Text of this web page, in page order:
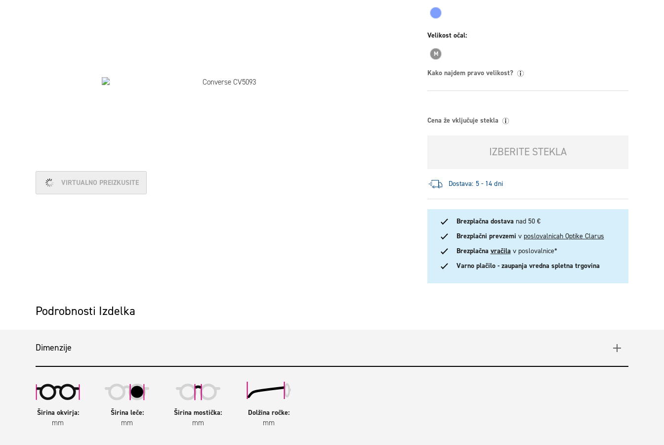
VIRTUALNO PREIZKUSITE
Velikost očal
M
Kako najdem pravo velikost?
Cena že vključuje stekla
IZBERITE STEKLA
Dostava: 5 - 14 dni
Brezplačna dostava nad 50 €
Brezplačni prevzemi v poslovalnicah Optike Clarus
Brezplačna vračila v poslovalnice*
Varno plačilo - zaupanja vredna spletna trgovina
Podrobnosti Izdelka
Dimenzije
Širina okvirja:
mm
Širina leče:
mm
Širina mostička:
mm
Dolžina ročke:
mm